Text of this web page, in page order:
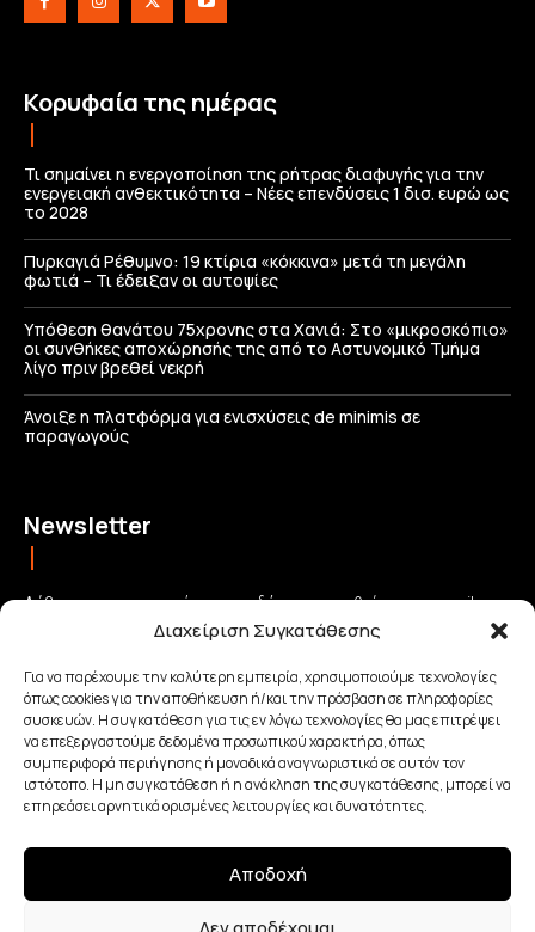
Διαχείριση Συγκατάθεσης
Για να παρέχουμε την καλύτερη εμπειρία, χρησιμοποιούμε τεχνολογίες
όπως cookies για την αποθήκευση ή/και την πρόσβαση σε πληροφορίες
συσκευών. Η συγκατάθεση για τις εν λόγω τεχνολογίες θα μας επιτρέψει
να επεξεργαστούμε δεδομένα προσωπικού χαρακτήρα, όπως
συμπεριφορά περιήγησης ή μοναδικά αναγνωριστικά σε αυτόν τον
ιστότοπο. Η μη συγκατάθεση ή η ανάκληση της συγκατάθεσης, μπορεί να
επηρεάσει αρνητικά ορισμένες λειτουργίες και δυνατότητες.
Αποδοχή
Κορυφαία της ημέρας
Τι σημαίνει η ενεργοποίηση της ρήτρας διαφυγής για την
ενεργειακή ανθεκτικότητα – Νέες επενδύσεις 1 δισ. ευρώ ως
το 2028
Πυρκαγιά Ρέθυμνο: 19 κτίρια «κόκκινα» μετά τη μεγάλη
φωτιά – Τι έδειξαν οι αυτοψίες
Υπόθεση θανάτου 75χρονης στα Χανιά: Στο «μικροσκόπιο»
οι συνθήκες αποχώρησής της από το Αστυνομικό Τμήμα
λίγο πριν βρεθεί νεκρή
Άνοιξε η πλατφόρμα για ενισχύσεις de minimis σε
παραγωγούς
Newsletter
Λάβετε τις σημαντικότερες ειδήσεις απευθείας στο email σας
και μείνετε πάντα συνδεδεμένοι με την Κρήτη!
ΕΓΓΡΑΦΗ
Έχω διαβάσει και αποδέχομαι την Πολιτική απορρήτου.
Made with Love By